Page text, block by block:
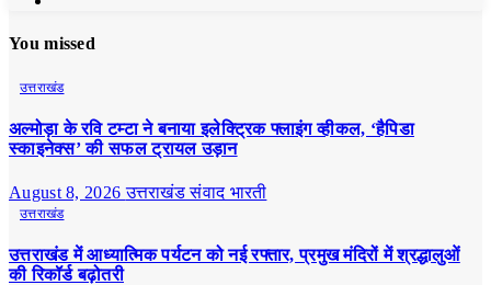
You missed
उत्तराखंड
अल्मोड़ा के रवि टम्टा ने बनाया इलेक्ट्रिक फ्लाइंग व्हीकल, ‘हैपिडा
स्काइनेक्स’ की सफल ट्रायल उड़ान
August 8, 2026उत्तराखंड संवाद भारती
उत्तराखंड
उत्तराखंड में आध्यात्मिक पर्यटन को नई रफ्तार, प्रमुख मंदिरों में श्रद्धालुओं
की रिकॉर्ड बढ़ोतरी